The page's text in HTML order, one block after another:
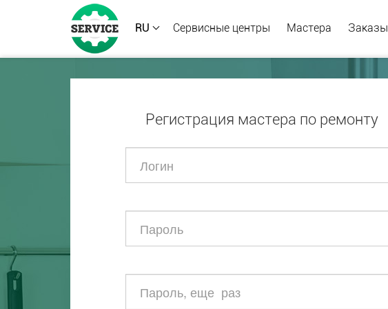
RU Сервисные центры Мастера Заказы
Регистрация мастера по ремонту